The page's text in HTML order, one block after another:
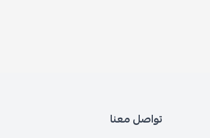
تواصل معنا